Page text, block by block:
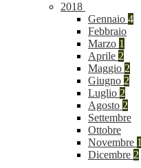
2018
Gennaio 4
Febbraio
Marzo 1
Aprile 2
Maggio 2
Giugno 2
Luglio 2
Agosto 2
Settembre
Ottobre
Novembre 1
Dicembre 2